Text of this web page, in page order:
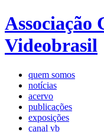
Associação
Videobrasil
quem somos
notícias
acervo
publicações
exposições
canal vb